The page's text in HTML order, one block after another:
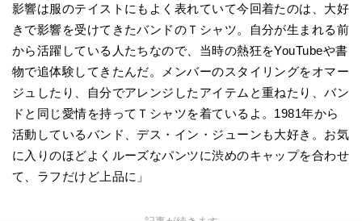
影響は服のテイストにもよく表れていて今回着たのは、大好
きで影響を受けてきたバンドのＴシャツ。自分が生まれる前
から活躍している人たちなので、当時の熱狂をYouTubeや書
物で追体験してきたんだ。メンバーのスタイリングをオマー
ジュしたり、自分でアレンジしたアイテムと重ねたり、バン
ドと同じ愛情を持ってＴシャツを着ているよ。1981年から
活動しているバンド、デス・イン・ジューンも大好き。お気
に入りのほどよくルーズなパンツに渋めのキャップを合わせ
て、ラフだけど上品に」